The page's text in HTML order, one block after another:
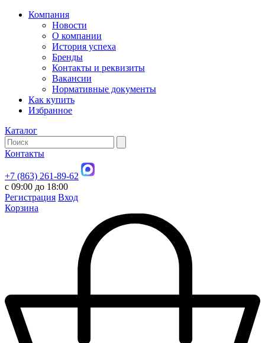
Компания
Новости
О компании
История успеха
Бренды
Контакты и реквизиты
Вакансии
Нормативные документы
Как купить
Избранное
Каталог
Контакты
+7 (863) 261-89-62
с 09:00 до 18:00
Регистрация Вход
Корзина